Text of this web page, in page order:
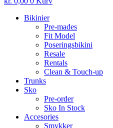
Bikinier
Pre-mades
Fit Model
Poseringsbikini
Resale
Rentals
Clean & Touch-up
Trunks
Sko
Pre-order
Sko In Stock
Accesories
Smykker